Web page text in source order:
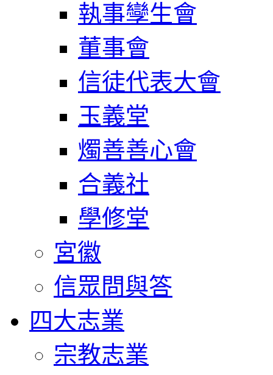
執事孿生會
董事會
信徒代表大會
玉義堂
燭善善心會
合義社
學修堂
宮徽
信眾問與答
四大志業
宗教志業